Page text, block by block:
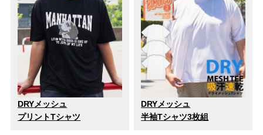
DRYメッシュ
プリントTシャツ
DRYメッシュ
半袖Tシャツ3枚組